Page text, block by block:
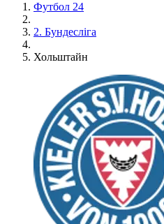
Футбол 24
2. Бундесліга
Хольштайн